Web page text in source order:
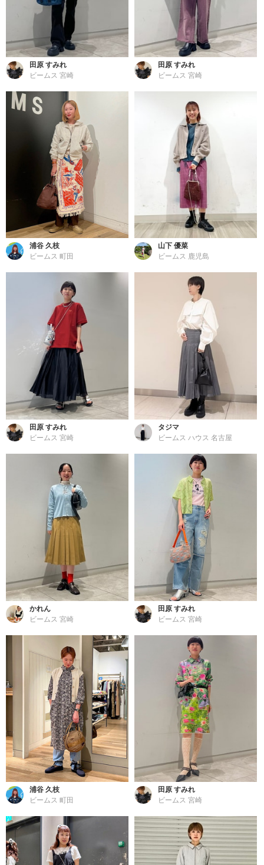
田原 すみれ
ビームス 宮崎
田原 すみれ
ビームス 宮崎
浦谷 久枝
ビームス 町田
山下 優菜
ビームス 鹿児島
田原 すみれ
ビームス 宮崎
タジマ
ビームス ハウス 名古屋
かれん
ビームス 宮崎
田原 すみれ
ビームス 宮崎
浦谷 久枝
ビームス 町田
田原 すみれ
ビームス 宮崎